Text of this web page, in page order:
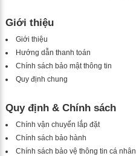
Giới thiệu
Giới thiệu
Hướng dẫn thanh toán
Chính sách bảo mật thông tin
Quy định chung
Quy định & Chính sách
Chính vận chuyển lắp đặt
Chính sách bảo hành
Chính sách bảo vệ thông tin cá nhân